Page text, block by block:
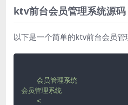
ktv前台会员管理系统源码
以下是一个简单的ktv前台会员管
    会员管理系统
会员管理系统